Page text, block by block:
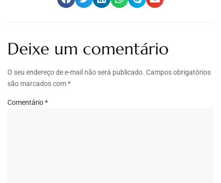
Deixe um comentário
O seu endereço de e-mail não será publicado. Campos obrigatórios
são marcados com*
Comentário*